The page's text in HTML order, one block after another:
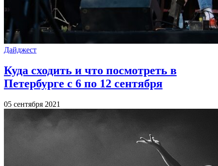
Дайджест
Куда сходить и что посмотреть в
Петербурге с 6 по 12 сентября
05 сентября 2021